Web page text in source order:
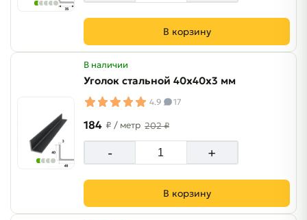
В корзину
В наличии
Уголок стальной 40х40х3 мм
4.9 17
184 ₽ / метр 202 ₽
- +
В корзину